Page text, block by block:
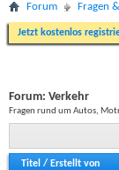
Forum Fragen
Jetzt kostenlos
Forum: Verkehr
Fragen rund um Autos,
Titel / Erstellt von